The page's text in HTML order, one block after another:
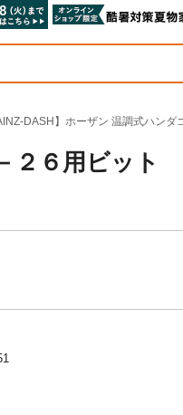
DASH】ホーザン 温調式ハン
２６用ビット